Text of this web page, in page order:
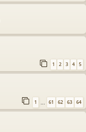
1 2 3 4 5
1 61 62 63 64